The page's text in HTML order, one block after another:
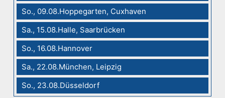
So., 09.08.Hoppegarten, Cuxhaven
Sa., 15.08.Halle, Saarbrücken
So., 16.08.Hannover
Sa., 22.08.München, Leipzig
So., 23.08.Düsseldorf